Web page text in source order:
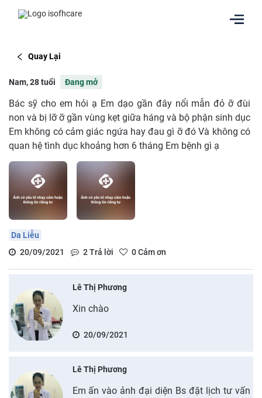
Quay Lại
Nam, 28 tuổi Đang mở
Bác sỹ cho em hỏi ạ Em dạo gần đây nổi mẫn đỏ ỡ đùi
non và bị lỡ ỡ gần vùng kẹt giữa háng và bộ phận sinh dục
Em không có cảm giác ngứa hay đau gì ỡ đó Và không có
quan hệ tình dục khoảng hơn 6 tháng Em bệnh gì ạ
Da Liễu
20/09/2021
2Trả lời 0Cảm ơn
Lê Thị Phương
Xin chào
20/09/2021
Lê Thị Phương
Em ấn vào ảnh đại diện Bs đặt lịch tư vấn